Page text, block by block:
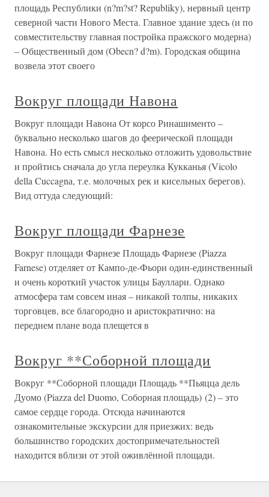
площадь Республики (n?m?st? Republiky), нервный центр
северной части Нового Места. Главное здание здесь (и по
совместительству главная постройка пражского модерна)
– Общественный дом (Obecn? d?m). Городская община
возвела этот своего
Вокруг площади Навона
Вокруг площади Навона От корсо Ринашименто –
буквально несколько шагов до феерической площади
Навона. Но есть смысл несколько отложить удовольствие
и пройтись сначала до угла переулка Кукканья (Vicolo
della Cuccagnа, т.е. молочных рек и кисельных берегов).
Вид оттуда следующий:
Вокруг площади Фарнезе
Вокруг площади Фарнезе Площадь Фарнезе (Piazza
Farnese) отделяет от Кампо-де-Фьори один-единственный
и очень короткий участок улицы Бауллари. Однако
атмосфера там совсем иная – никакой толпы, никаких
торговцев, все благородно и аристократично: на
переднем плане вода плещется в
Вокруг **Соборной площади
Вокруг **Соборной площади Площадь **Пьяцца дель
Дуомо (Piazza del Duomo, Соборная площадь) (2) – это
самое сердце города. Отсюда начинаются
ознакомительные экскурсии для приезжих: ведь
большинство городских достопримечательностей
находится вблизи от этой оживлённой площади.